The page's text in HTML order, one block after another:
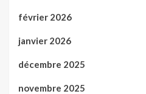
février 2026
janvier 2026
décembre 2025
novembre 2025